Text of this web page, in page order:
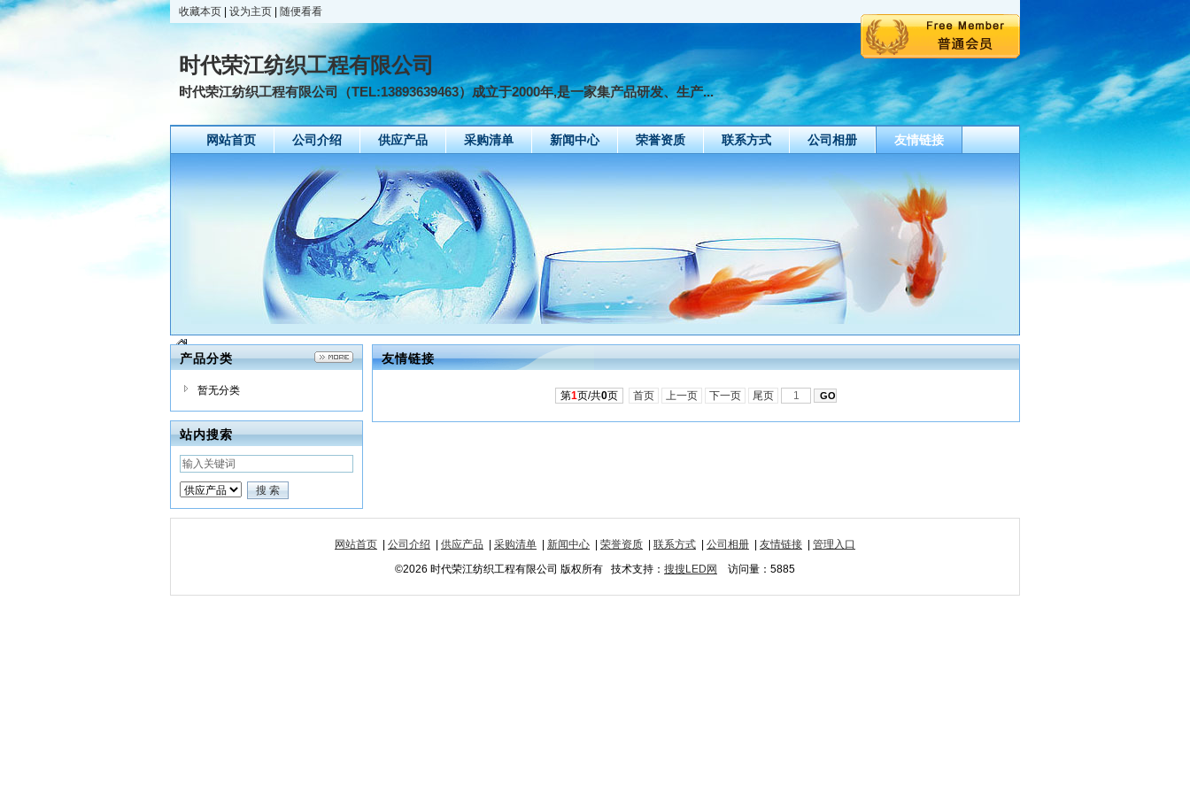
收藏本页 设为主页 随便看看
时代荣江纺织工程有限公司
时代荣江纺织工程有限公司（TEL:13893639463）成立于2000年,是一家集产品研发、生产...
网站首页 公司介绍 供应产品 采购清单 新闻中心 荣誉资质 联系方式 公司相册 友情链接
产品分类
暂无分类
站内搜索
友情链接
第1页/共0页 首页 上一页 下一页 尾页
网站首页 公司介绍 供应产品 采购清单 新闻中心 荣誉资质 联系方式 公司相册 友情链接
管理入口
©2026 时代荣江纺织工程有限公司 版权所有 技术支持： 搜搜LED网 访问量：5885